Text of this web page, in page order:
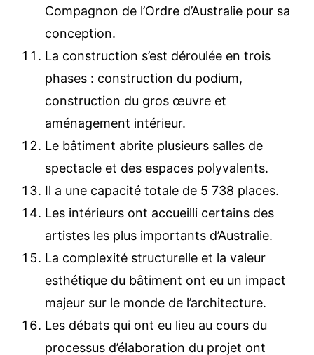
Compagnon de l’Ordre d’Australie pour sa
conception.
La construction s’est déroulée en trois
phases : construction du podium,
construction du gros œuvre et
aménagement intérieur.
Le bâtiment abrite plusieurs salles de
spectacle et des espaces polyvalents.
Il a une capacité totale de 5 738 places.
Les intérieurs ont accueilli certains des
artistes les plus importants d’Australie.
La complexité structurelle et la valeur
esthétique du bâtiment ont eu un impact
majeur sur le monde de l’architecture.
Les débats qui ont eu lieu au cours du
processus d’élaboration du projet ont